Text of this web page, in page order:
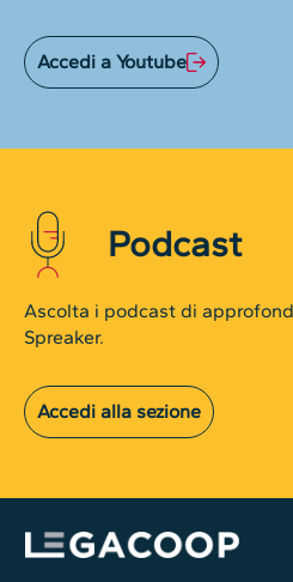
Accedi a Youtube
Podcast
Ascolta i podcast di
Spreaker.
Accedi alla sezione